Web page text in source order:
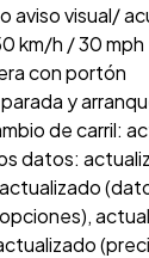
aviso visual/
km/h / 30 mph
con portón
y
de carril:
datos: